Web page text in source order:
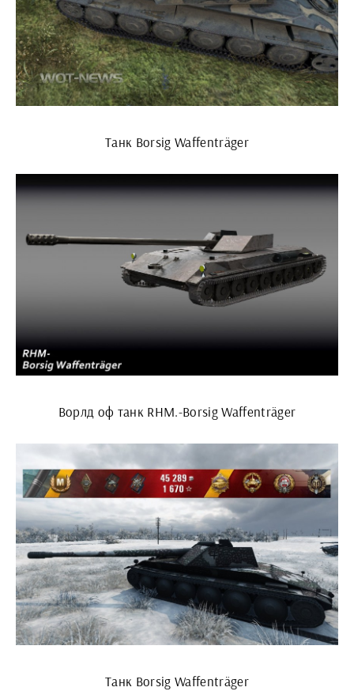
Танк Borsig Waffenträger
Ворлд оф танк RHM.-Borsig Waffenträger
Танк Borsig Waffenträger